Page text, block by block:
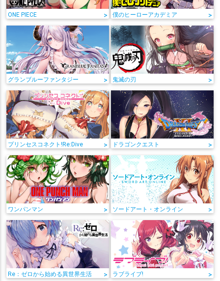
ONE PIECE > 僕のヒーローアカデミア >
グランブルーファンタジー > 鬼滅の刃 >
プリンセスコネクト!Re:Dive > ドラゴンクエスト >
ワンパンマン > ソードアート・オンライン >
Re：ゼロから始める異世界生活 > ラブライブ! >